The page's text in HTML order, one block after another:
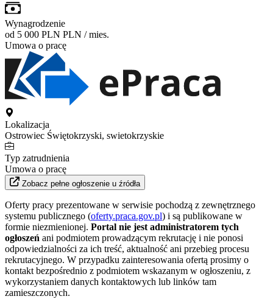
Wynagrodzenie
od 5 000 PLN PLN / mies.
Umowa o pracę
Lokalizacja
Ostrowiec Świętokrzyski, swietokrzyskie
Typ zatrudnienia
Umowa o pracę
Zobacz pełne ogłoszenie u źródła
Oferty pracy prezentowane w serwisie pochodzą z zewnętrznego
systemu publicznego (oferty.praca.gov.pl) i są publikowane w
formie niezmienionej. Portal nie jest administratorem tych
ogłoszeń ani podmiotem prowadzącym rekrutację i nie ponosi
odpowiedzialności za ich treść, aktualność ani przebieg procesu
rekrutacyjnego. W przypadku zainteresowania ofertą prosimy o
kontakt bezpośrednio z podmiotem wskazanym w ogłoszeniu, z
wykorzystaniem danych kontaktowych lub linków tam
zamieszczonych.